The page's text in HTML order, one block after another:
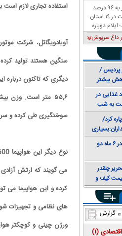
استفاده تجاری لازم
سوختگیری طی کرده و سرعت آنها ۹۵۰ کیلومتر بر ساعت است و قابلیت حمل
می گویند که ارتش
کرده و این هواپیما می
های نظامی و تجهیزات
شاخص فلاکت کشور به ۹۶ درصد
رسید / شاخص فلاکت در ۱۹ استان
ایلام دوباره
داغ سرپوش
پردیس /
بیشتر
است +
مواد غذایی در
۱۴۰۴ نسبت به شب
کرد/
مرغ هم
قیمت آش و حلیم در ۶ ماه دو
چقدر
کیف و
گزارش
(۱)